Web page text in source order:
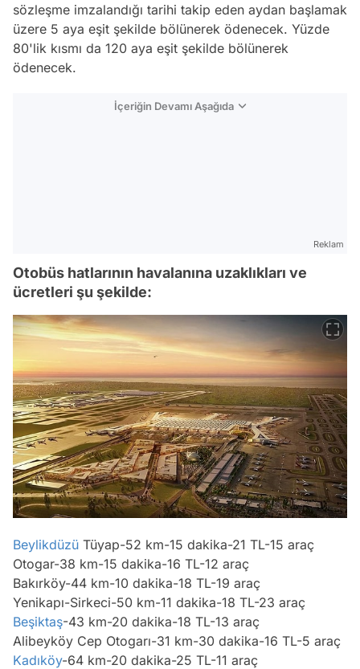
sözleşme imzalandığı tarihi takip eden aydan başlamak
üzere 5 aya eşit şekilde bölünerek ödenecek. Yüzde
80'lik kısmı da 120 aya eşit şekilde bölünerek
ödenecek.
İçeriğin Devamı Aşağıda
Reklam
Otobüs hatlarının havalanına uzaklıkları ve
ücretleri şu şekilde:
Beylikdüzü Tüyap-52 km-15 dakika-21 TL-15 araç
Otogar-38 km-15 dakika-16 TL-12 araç
Bakırköy-44 km-10 dakika-18 TL-19 araç
Yenikapı-Sirkeci-50 km-11 dakika-18 TL-23 araç
Beşiktaş-43 km-20 dakika-18 TL-13 araç
Alibeyköy Cep Otogarı-31 km-30 dakika-16 TL-5 araç
Kadıköy-64 km-20 dakika-25 TL-11 araç